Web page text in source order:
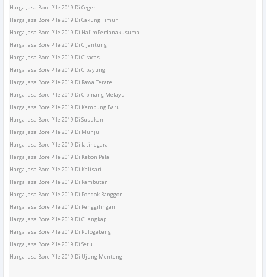
Harga Jasa Bore Pile 2019 Di Ceger
Harga Jasa Bore Pile 2019 Di Cakung Timur
Harga Jasa Bore Pile 2019 Di HalimPerdanakusuma
Harga Jasa Bore Pile 2019 Di Cijantung
Harga Jasa Bore Pile 2019 Di Ciracas
Harga Jasa Bore Pile 2019 Di Cipayung
Harga Jasa Bore Pile 2019 Di Rawa Terate
Harga Jasa Bore Pile 2019 Di Cipinang Melayu
Harga Jasa Bore Pile 2019 Di Kampung Baru
Harga Jasa Bore Pile 2019 Di Susukan
Harga Jasa Bore Pile 2019 Di Munjul
Harga Jasa Bore Pile 2019 Di Jatinegara
Harga Jasa Bore Pile 2019 Di Kebon Pala
Harga Jasa Bore Pile 2019 Di Kalisari
Harga Jasa Bore Pile 2019 Di Rambutan
Harga Jasa Bore Pile 2019 Di Pondok Ranggon
Harga Jasa Bore Pile 2019 Di Penggilingan
Harga Jasa Bore Pile 2019 Di Cilangkap
Harga Jasa Bore Pile 2019 Di Pulogebang
Harga Jasa Bore Pile 2019 Di Setu
Harga Jasa Bore Pile 2019 Di Ujung Menteng